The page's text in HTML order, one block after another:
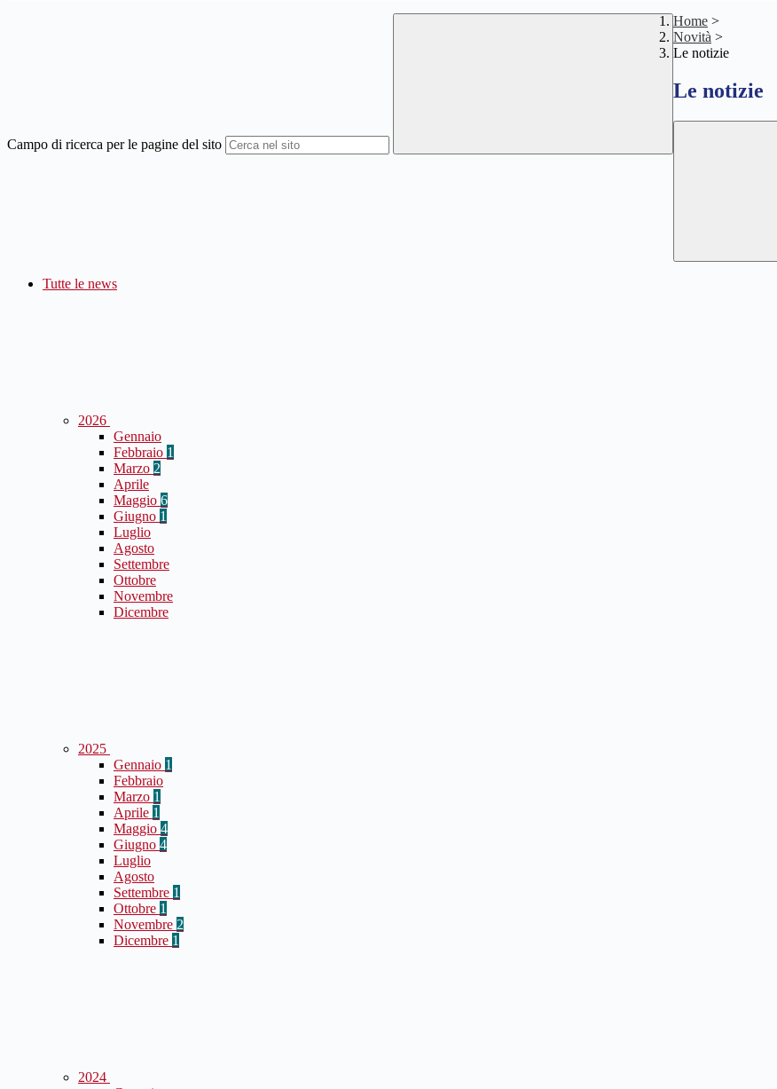
Campo di ricerca per le pagine del sito
Home >
Novità >
Le notizie
Le notizie
Tutte le news
2026
Gennaio
Febbraio 1
Marzo 2
Aprile
Maggio 6
Giugno 1
Luglio
Agosto
Settembre
Ottobre
Novembre
Dicembre
2025
Gennaio 1
Febbraio
Marzo 1
Aprile 1
Maggio 4
Giugno 4
Luglio
Agosto
Settembre 1
Ottobre 1
Novembre 2
Dicembre 1
2024